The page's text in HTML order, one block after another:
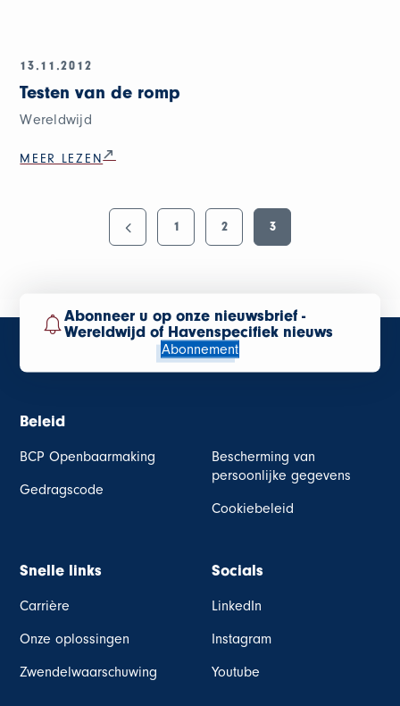
13.11.2012
Testen van de romp
Wereldwijd
MEER LEZEN
1 2 3
Abonneer u op onze nieuwsbrief -
Wereldwijd of Havenspecifiek nieuws
Abonnement
Snelle links
Carrière
Onze oplossingen
Zwendelwaarschuwing
Beleid
BCP Openbaarmaking
Gedragscode
Bescherming van
persoonlijke gegevens
Cookiebeleid
Socials
LinkedIn
Instagram
Youtube